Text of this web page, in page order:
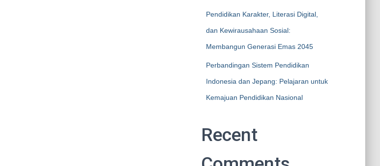
Pendidikan Karakter, Literasi Digital,
dan Kewirausahaan Sosial:
Membangun Generasi Emas 2045
Perbandingan Sistem Pendidikan
Indonesia dan Jepang: Pelajaran untuk
Kemajuan Pendidikan Nasional
Recent